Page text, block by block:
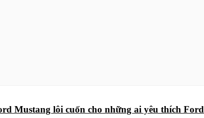
Mustang lôi cuốn cho những ai yêu thích Ford